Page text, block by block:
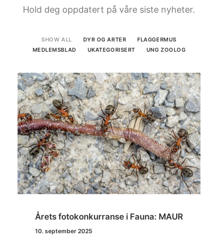
Hold deg oppdatert på våre siste nyheter.
SHOW ALL DYR OG ARTER
FLAGGERMUS
MEDLEMSBLAD
UKATEGORISERT UNG ZOOLOG
Årets fotokonkurranse i Fauna: MAUR
10. september 2025